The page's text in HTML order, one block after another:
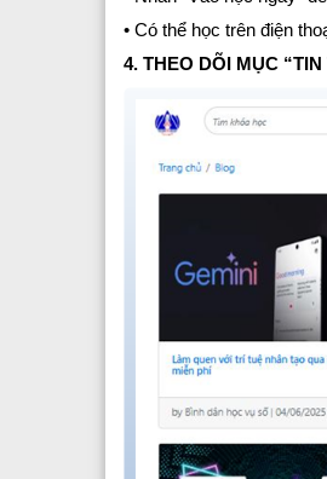
• Có thể học trên điện
4. THEO DÕI MỤC